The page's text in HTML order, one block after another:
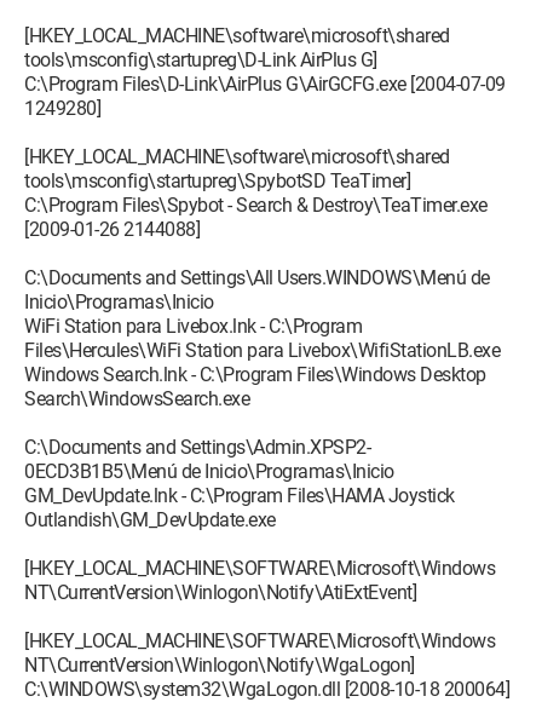
[HKEY_LOCAL_MACHINE\software\microsoft\shared
tools\msconfig\startupreg\D-Link AirPlus G]
C:\Program Files\D-Link\AirPlus G\AirGCFG.exe [2004-07-09
1249280]
[HKEY_LOCAL_MACHINE\software\microsoft\shared
tools\msconfig\startupreg\SpybotSD TeaTimer]
C:\Program Files\Spybot - Search & Destroy\TeaTimer.exe
[2009-01-26 2144088]
C:\Documents and Settings\All Users.WINDOWS\Menú de
Inicio\Programas\Inicio
WiFi Station para Livebox.lnk - C:\Program
Files\Hercules\WiFi Station para Livebox\WifiStationLB.exe
Windows Search.lnk - C:\Program Files\Windows Desktop
Search\WindowsSearch.exe
C:\Documents and Settings\Admin.XPSP2-
0ECD3B1B5\Menú de Inicio\Programas\Inicio
GM_DevUpdate.lnk - C:\Program Files\HAMA Joystick
Outlandish\GM_DevUpdate.exe
[HKEY_LOCAL_MACHINE\SOFTWARE\Microsoft\Windows
NT\CurrentVersion\Winlogon\Notify\AtiExtEvent]
[HKEY_LOCAL_MACHINE\SOFTWARE\Microsoft\Windows
NT\CurrentVersion\Winlogon\Notify\WgaLogon]
C:\WINDOWS\system32\WgaLogon.dll [2008-10-18 200064]